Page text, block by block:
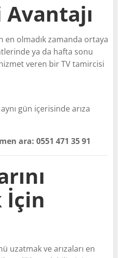
en olmadık zamanda ortaya
ya da hafta sonu
veren bir TV tamircisi
gün içerisinde arıza
ara: 0551 471 35 91
İçin
uzatmak ve arızaları en